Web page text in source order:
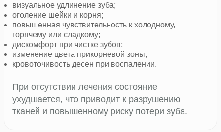
визуальное удлинение зуба;
оголение шейки и корня;
повышенная чувствительность к холодному,
горячему или сладкому;
дискомфорт при чистке зубов;
изменение цвета прикорневой зоны;
кровоточивость десен при воспалении.
При отсутствии лечения состояние
ухудшается, что приводит к разрушению
тканей и повышенному риску потери зуба.